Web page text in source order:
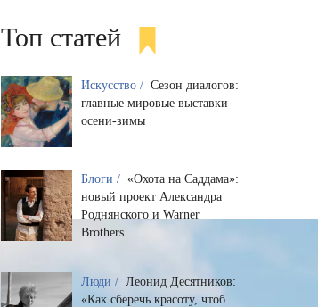
Топ статей
Искусство / Сезон диалогов:
главные мировые выставки
осени-зимы
Блоги / «Охота на Саддама»:
новый проект Александра
Роднянского и Warner
Brothers
Люди / Леонид Десятников:
«Как сберечь красоту, чтоб